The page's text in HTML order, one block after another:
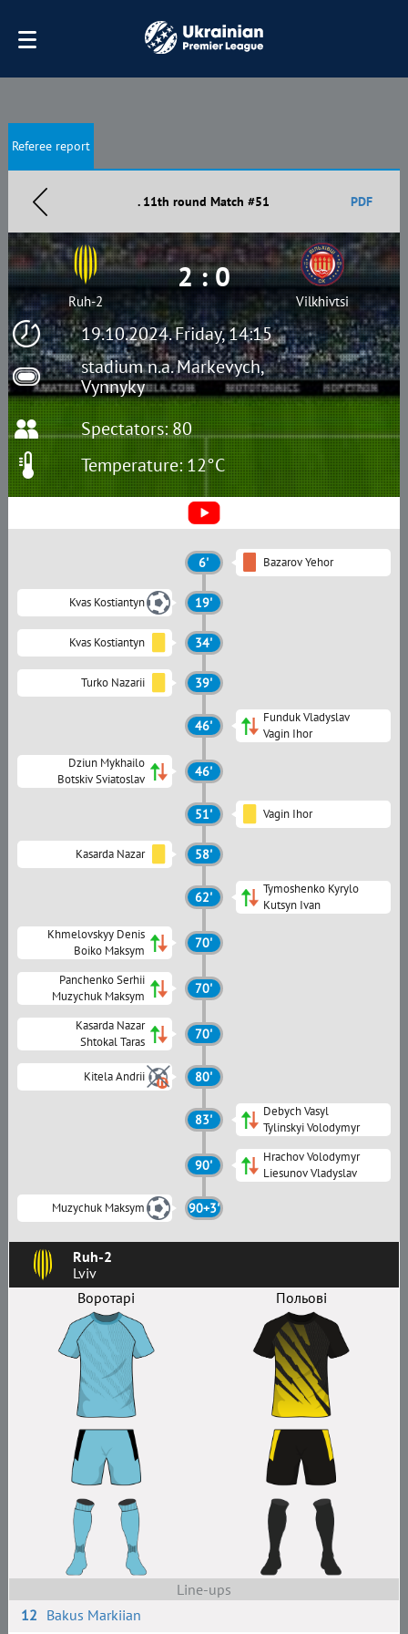
Referee report
. 11th round Match #51 PDF
19.10.2024. Friday, 14:15
stadium n.a. Markevych,
Vynnyky
Ruh-2
2 : 0
Vilkhivtsi
Spectators: 80
Temperature: 12°C
Ruh-2
Lviv
Воротарі
Польові
Line-ups
12 Bakus Markiian
6' Bazarov Yehor
Kvas Kostiantyn 19'
Kvas Kostiantyn 34'
Turko Nazarii 39'
46'
Funduk Vladyslav
Vagin Ihor
Dziun Mykhailo
Botskiv Sviatoslav
46'
51' Vagin Ihor
Kasarda Nazar 58'
62'
Tymoshenko Kyrylo
Kutsyn Ivan
Khmelovskyy Denis
Boiko Maksym
70'
Panchenko Serhii
Muzychuk Maksym
70'
Kasarda Nazar
Shtokal Taras
70'
Kitela Andrii 80'
83'
Debych Vasyl
Tylinskyi Volodymyr
90'
Hrachov Volodymyr
Liesunov Vladyslav
Muzychuk Maksym 90+3'